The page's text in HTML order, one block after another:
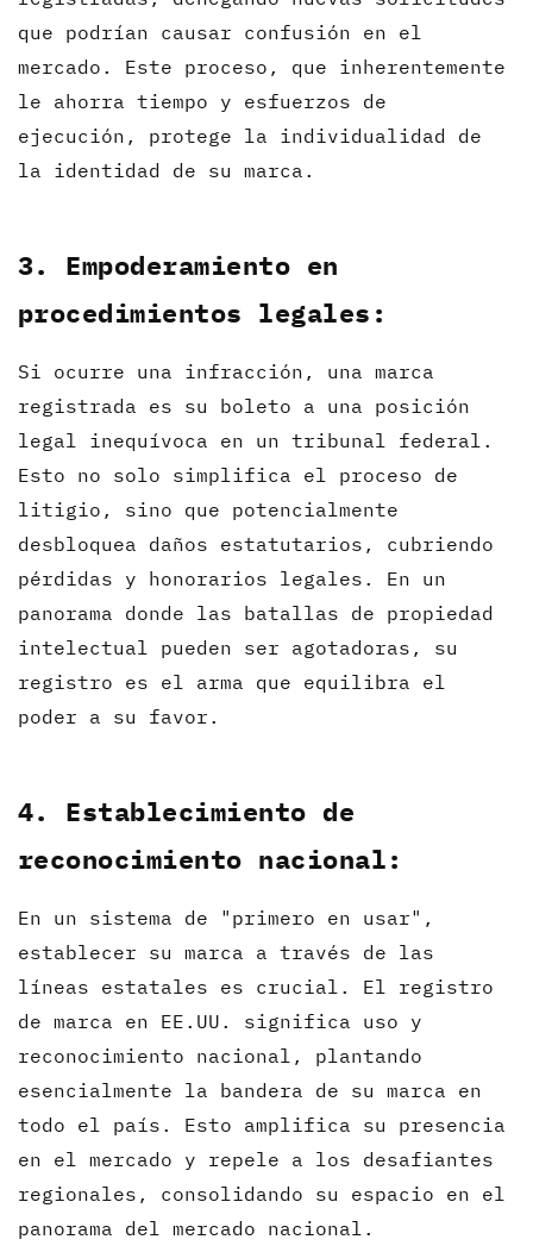
que podrían causar confusión en el
mercado. Este proceso, que inherentemente
le ahorra tiempo y esfuerzos de
ejecución, protege la individualidad de
la identidad de su marca.
3. Empoderamiento en
procedimientos legales:
Si ocurre una infracción, una marca
registrada es su boleto a una posición
legal inequívoca en un tribunal federal.
Esto no solo simplifica el proceso de
litigio, sino que potencialmente
desbloquea daños estatutarios, cubriendo
pérdidas y honorarios legales. En un
panorama donde las batallas de propiedad
intelectual pueden ser agotadoras, su
registro es el arma que equilibra el
poder a su favor.
4. Establecimiento de
reconocimiento nacional:
En un sistema de "primero en usar",
establecer su marca a través de las
líneas estatales es crucial. El registro
de marca en EE.UU. significa uso y
reconocimiento nacional, plantando
esencialmente la bandera de su marca en
todo el país. Esto amplifica su presencia
en el mercado y repele a los desafiantes
regionales, consolidando su espacio en el
panorama del mercado nacional.